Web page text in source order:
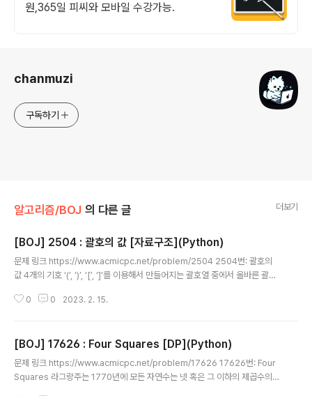
원,365일 피씨와 모바일 수강가능.
chanmuzi
구독하기
알고리즘/BOJ 의 다른 글 더보기
[BOJ] 2504 : 괄호의 값 [자료구조](Python)
문제 링크 https://www.acmicpc.net/problem/2504 2504번: 괄호의
값 4개의 기호 ‘(’, ‘)’, ‘[’, ‘]’를 이용해서 만들어지는 괄호열 중에서 올바른 괄호
호열이다. 만일 X www.acmicpc.net 소스 코드 string = input() stack =
nd(string[idx]) elif string[idx] == '[': # 여는 괄호인 경우 ra..
0 0 2023. 2. 15.
[BOJ] 17626 : Four Squares [DP](Python)
문제 링크 https://www.acmicpc.net/problem/17626 17626번: Four
Squares 라그랑주는 1770년에 모든 자연수는 넷 혹은 그 이하의 제곱수의